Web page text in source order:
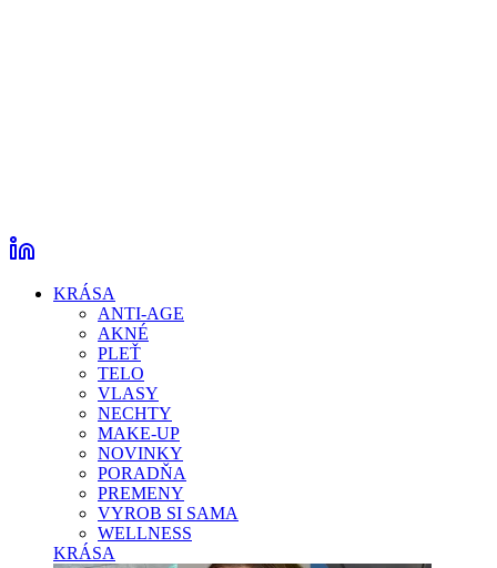
KRÁSA
ANTI-AGE
AKNÉ
PLEŤ
TELO
VLASY
NECHTY
MAKE-UP
NOVINKY
PORADŇA
PREMENY
VYROB SI SAMA
WELLNESS
KRÁSA